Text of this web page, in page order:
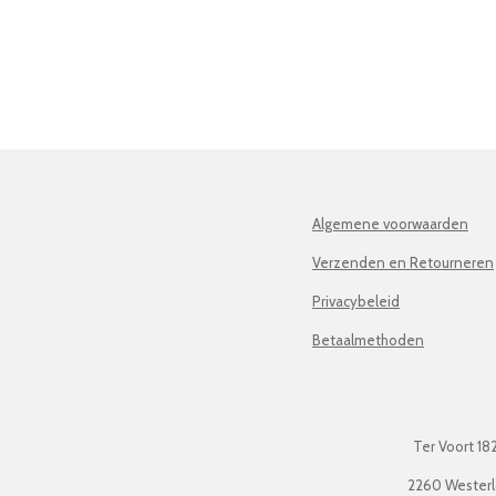
Algemene voorwaarden
Verzenden en Retourneren
Privacybeleid
Betaalmethoden
Ter Voort 182
2260